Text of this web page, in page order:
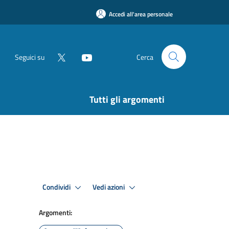
Accedi all'area personale
Seguici su Cerca
Tutti gli argomenti
Condividi Vedi azioni
Argomenti: